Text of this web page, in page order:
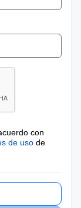
con
de uso de